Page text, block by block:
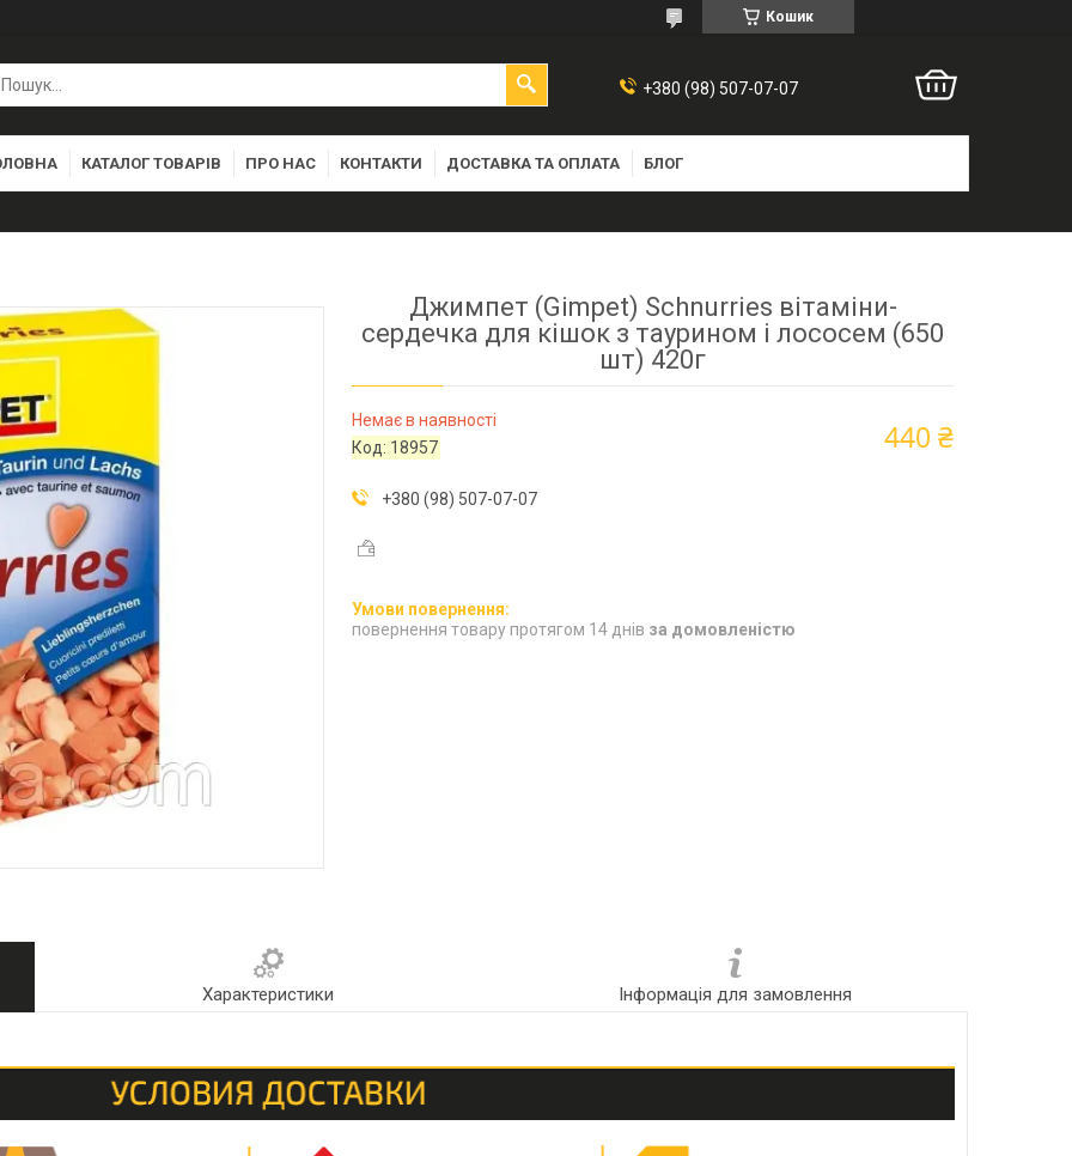
Кошик
+380 (98) 507-07-07
КАТАЛОГ ТОВАРІВ ПРО НАС КОНТАКТИ ДОСТАВКА ТА ОПЛАТА БЛОГ
Джимпет (Gimpet) Schnurries вітаміни-
сердечка для кішок з таурином і лососем (650
шт) 420г
Немає в наявності
Код: 18957 440 ₴
+380 (98) 507-07-07
повернення товару протягом 14 днів за домовленістю
Характеристики Інформація для замовлення